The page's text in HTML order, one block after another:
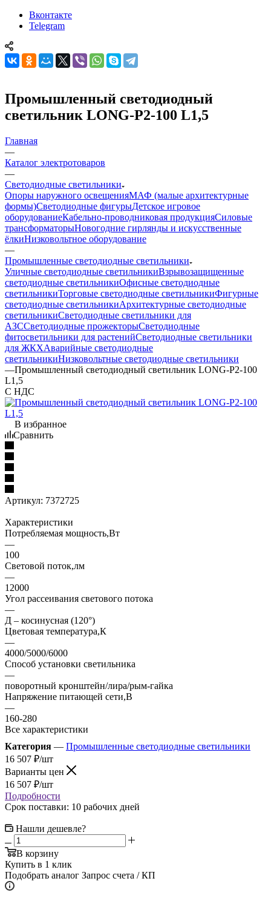
Вконтакте
Telegram
Промышленный светодиодный
светильник LONG-P2-100 L1,5
Главная
—
Каталог электротоваров
—
Светодиодные светильники
Опоры наружного освещенияМАФ (малые архитектурные
формы)Светодиодные фигурыДетское игровое
оборудованиеКабельно-проводниковая продукцияСиловые
трансформаторыНовогодние гирлянды и искусственные
ёлкиНизковольтное оборудование
—
Промышленные светодиодные светильники
Уличные светодиодные светильникиВзрывозащищенные
светодиодные светильникиОфисные светодиодные
светильникиТорговые светодиодные светильникиФигурные
светодиодные светильникиАрхитектурные светодиодные
светильникиСветодиодные светильники для
АЗССветодиодные прожекторыСветодиодные
фитосветильники для растенийСветодиодные светильники
для ЖКХАварийные светодиодные
светильникиНизковольтные светодиодные светильники
—Промышленный светодиодный светильник LONG-P2-100
L1,5
С НДС
В избранное
Сравнить
Артикул: 7372725
Характеристики
Потребляемая мощность,Вт
—
100
Световой поток,лм
—
12000
Угол рассеивания светового потока
—
Д – косинусная (120°)
Цветовая температура,К
—
4000/5000/6000
Способ установки светильника
—
поворотный кронштейн/лира/рым-гайка
Напряжение питающей сети,В
—
160-280
Все характеристики
Категория — Промышленные светодиодные светильники
16 507 ₽/шт
Варианты цен
16 507 ₽/шт
Подробности
Срок поставки: 10 рабочих дней
Нашли дешевле?
В корзину
Купить в 1 клик
Подобрать аналог Запрос счета / КП